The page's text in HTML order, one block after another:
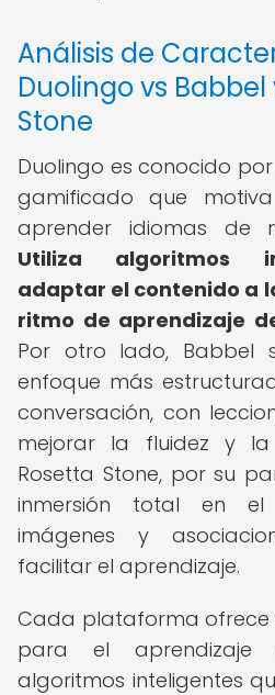
Análisis de
Duolingo vs Babbel
Stone
Duolingo es conocido
gamificado que
aprender idiomas de
Utiliza algoritmos
adaptar el contenido a
ritmo de aprendizaje
Por otro lado, Babbel
enfoque más
conversación, con
mejorar la fluidez y la
Rosetta Stone, por su
inmersión total en el
imágenes y
facilitar el aprendizaje.
Cada plataforma ofrece
para el aprendizaje
algoritmos inteligentes